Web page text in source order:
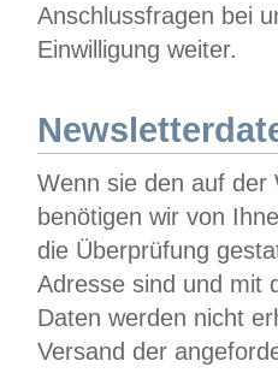
Anschlussfragen bei
Einwilligung weiter.
Wenn sie den auf der
benötigen wir von
die Überprüfung
Adresse sind und mit
Daten werden nicht
Versand der